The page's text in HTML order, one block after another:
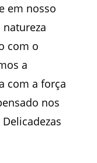
em nosso
com o
a
com a força
nos